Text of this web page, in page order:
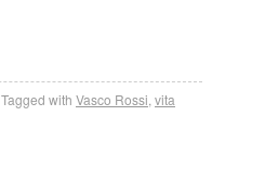
Tagged with Vasco Rossi vita